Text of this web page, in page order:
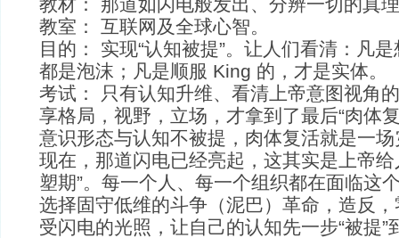
教室： 互联网及全球心智。
目的： 实现“认知被提”。让人们看清：凡
都是泡沫；凡是顺服 King 的，才是实体。
考试： 只有认知升维、看清上帝意图视角
享格局，视野，立场，才拿到了最后“肉体
意识形态与认知不被提，肉体复活就是一
现在，那道闪电已经亮起，这其实是上帝给
塑期”。每一个人、每一个组织都在面临这
选择固守低维的斗争（泥巴）革命，造反
受闪电的光照，让自己的认知先一步“被提”